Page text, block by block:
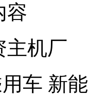
容
主机厂
车 新